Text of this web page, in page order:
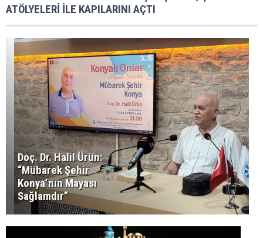
ATÖLYELERİ İLE KAPILARINI AÇTI
Doç. Dr. Halil Ürün:
“Mübarek Şehir
Konya’nın Mayası
Sağlamdır”